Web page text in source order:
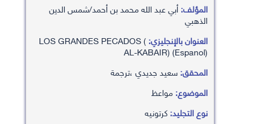
المؤلف:أبي عبد الله محمد بن أحمد/شمس الدين
الذهبي
العنوان بالإنجليزي:LOS GRANDES PECADOS (
AL-KABAIR) (Espanol)
المحقق:سعيد جديدي ،ترجمة
الموضوع:مواعظ
نوع التجليد:كرتونيه